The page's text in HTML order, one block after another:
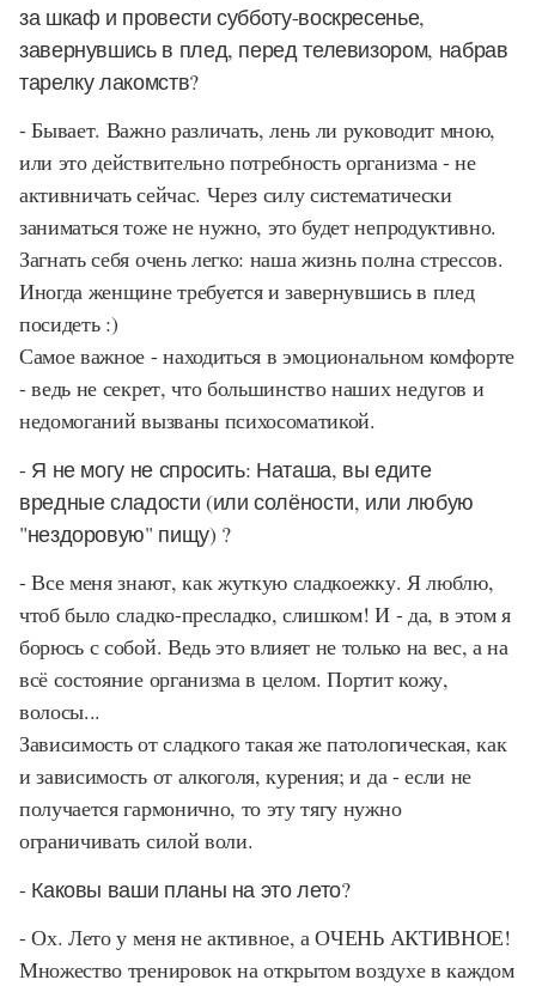
за шкаф и провести субботу-воскресенье,
завернувшись в плед, перед телевизором, набрав
тарелку лакомств?
- Бывает. Важно различать, лень ли руководит мною,
или это действительно потребность организма - не
активничать сейчас. Через силу систематически
заниматься тоже не нужно, это будет непродуктивно.
Загнать себя очень легко: наша жизнь полна стрессов.
Иногда женщине требуется и завернувшись в плед
посидеть :)
Самое важное - находиться в эмоциональном комфорте
- ведь не секрет, что большинство наших недугов и
недомоганий вызваны психосоматикой.
- Я не могу не спросить: Наташа, вы едите
вредные сладости (или солёности, или любую
"нездоровую" пищу) ?
- Все меня знают, как жуткую сладкоежку. Я люблю,
чтоб было сладко-пресладко, слишком! И - да, в этом я
борюсь с собой. Ведь это влияет не только на вес, а на
всё состояние организма в целом. Портит кожу,
волосы...
Зависимость от сладкого такая же патологическая, как
и зависимость от алкоголя, курения; и да - если не
получается гармонично, то эту тягу нужно
ограничивать силой воли.
- Каковы ваши планы на это лето?
- Ох. Лето у меня не активное, а ОЧЕНЬ АКТИВНОЕ!
Множество тренировок на открытом воздухе в каждом